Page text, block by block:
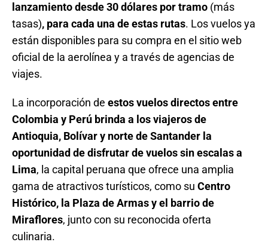
lanzamiento desde 30 dólares por tramo (más
tasas), para cada una de estas rutas. Los vuelos ya
están disponibles para su compra en el sitio web
oficial de la aerolínea y a través de agencias de
viajes.
La incorporación de estos vuelos directos entre
Colombia y Perú brinda a los viajeros de
Antioquia, Bolívar y norte de Santander la
oportunidad de disfrutar de vuelos sin escalas a
Lima, la capital peruana que ofrece una amplia
gama de atractivos turísticos, como su Centro
Histórico, la Plaza de Armas y el barrio de
Miraflores, junto con su reconocida oferta
culinaria.